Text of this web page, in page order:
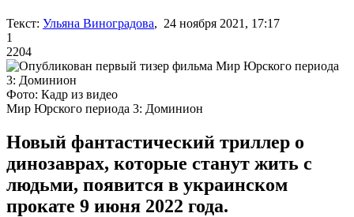
Текст: Ульяна Виноградова, 24 ноября 2021, 17:17
1
2204
Фото: Кадр из видео
Мир Юрского периода 3: Доминион
Новый фантастический триллер о
динозаврах, которые станут жить с
людьми, появится в украинском
прокате 9 июня 2022 года.